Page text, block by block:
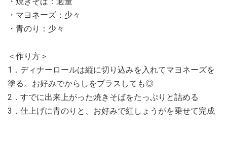
・マヨネーズ：少々
・青のり：少々
＜作り方＞
1．ディナーロールは縦に切り込みを入れてマヨネーズを
塗る。お好みでからしをプラスしても◎
2．すでに出来上がった焼きそばをたっぷりと詰める
3．仕上げに青のりと、お好みで紅しょうがを乗せて完成